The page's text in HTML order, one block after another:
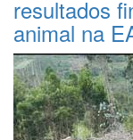
resultados
animal na